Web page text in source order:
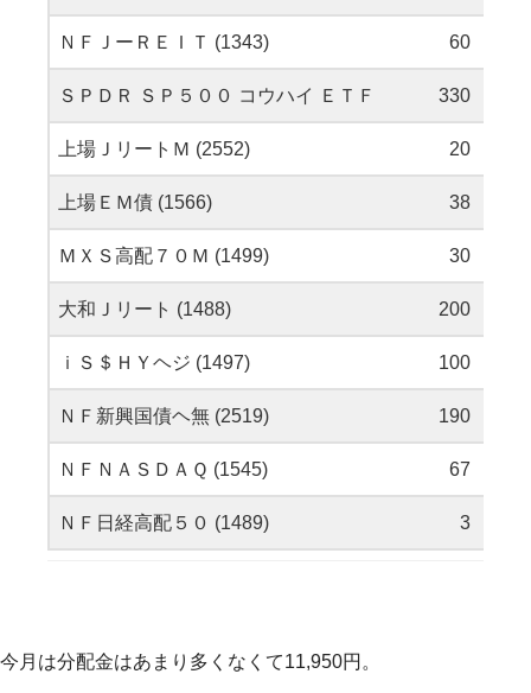
ＮＦＪーＲＥＩＴ (1343) 60
ＳＰＤＲ ＳＰ５００ コウハイ ＥＴＦ 330
上場ＪリートＭ (2552) 20
上場ＥＭ債 (1566) 38
ＭＸＳ高配７０Ｍ (1499) 30
大和Ｊリート (1488) 200
ｉＳ＄ＨＹヘジ (1497) 100
ＮＦ新興国債ヘ無 (2519) 190
ＮＦＮＡＳＤＡＱ (1545) 67
ＮＦ日経高配５０ (1489) 3
今月は分配金はあまり多くなくて11,950円。